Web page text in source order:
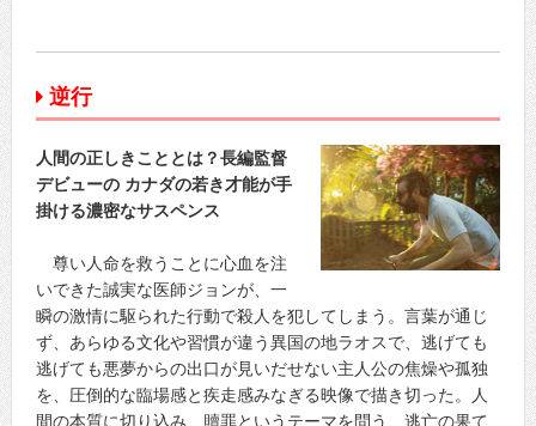
逆行
人間の正しきこととは？長編監督
デビューの カナダの若き才能が手
掛ける濃密なサスペンス
尊い人命を救うことに心血を注
いできた誠実な医師ジョンが、一
瞬の激情に駆られた行動で殺人を犯してしまう。言葉が通じ
ず、あらゆる文化や習慣が違う異国の地ラオスで、逃げても
逃げても悪夢からの出口が見いだせない主人公の焦燥や孤独
を、圧倒的な臨場感と疾走感みなぎる映像で描き切った。人
間の本質に切り込み、贖罪というテーマを問う、逃亡の果て